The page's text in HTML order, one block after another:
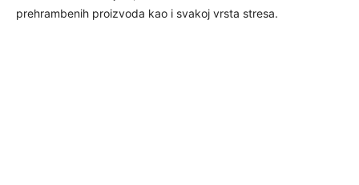
prehrambenih proizvoda kao i svakoj vrsta stresa.